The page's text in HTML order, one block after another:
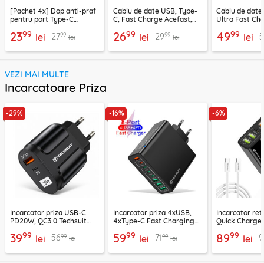
[Pachet 4x] Dop anti-praf
pentru port Type-C
2399 lei 2799 lei
Cablu de date USB, Type-
C, Fast Charge Acefast,
2699 lei 2999 lei
Cablu de date
Ultra Fast
4999 lei
VEZI MAI MULTE
Incarcatoare Priza
-29%
Incarcator priza USB-C
PD20W, QC3.0 Techsuit
CHPD038
3999 lei 5699 lei
-16%
Incarcator priza 4xUSB,
4xType-C Fast Charging
negru, CHPD224
5999 lei 7199 lei
-6%
Incarcator
Quick Charge
CHC2
8999 lei